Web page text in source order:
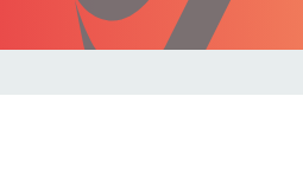
Internet